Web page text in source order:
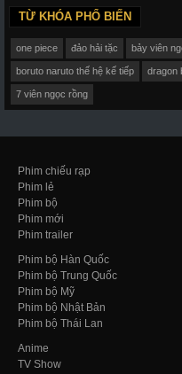
TỪ KHÓA PHỔ BIẾN
one piece đảo hải tặc bảy viên
boruto naruto thế hệ kế tiếp dragon
7 viên ngọc rồng
Phim chiếu rạp
Phim lẻ
Phim bộ
Phim mới
Phim trailer
Phim bộ Hàn Quốc
Phim bộ Trung Quốc
Phim bộ Mỹ
Phim bộ Nhật Bản
Phim bộ Thái Lan
Anime
TV Show